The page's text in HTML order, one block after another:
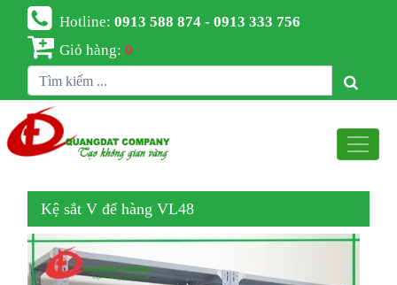
Hotline:0913 588 874 - 0913 333 756
Giỏ hàng:0
Kệ sắt V để hàng VL48